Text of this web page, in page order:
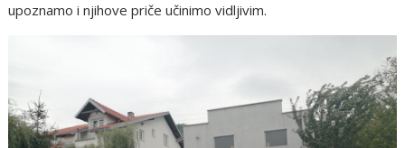
upoznamo i njihove priče učinimo vidljivim.